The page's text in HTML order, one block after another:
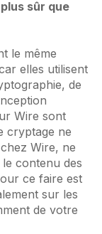
sûr que
le même
elles utilisent
de
Wire sont
cryptage ne
Wire, ne
contenu des
ce faire est
sur les
de votre